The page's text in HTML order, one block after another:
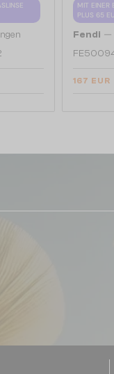
MIT EINER
PLUS 65
Fendi —
167 EUR